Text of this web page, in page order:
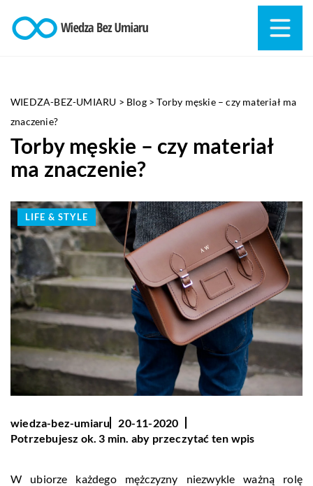
WIEDZA-BEZ-UMIARU > Blog>Torby męskie – czy materiał ma
znaczenie?
Torby męskie – czy materiał
ma znaczenie?
LIFE & STYLE
wiedza-bez-umiaru
20-11-2020
Potrzebujesz ok. 3 min. aby przeczytać ten wpis
W ubiorze każdego mężczyzny niezwykle ważną rolę